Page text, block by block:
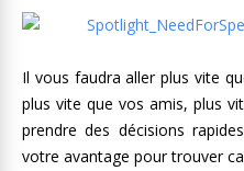
Il vous faudra aller plus vite
plus vite que vos amis, plus
prendre des décisions
votre avantage pour trouver